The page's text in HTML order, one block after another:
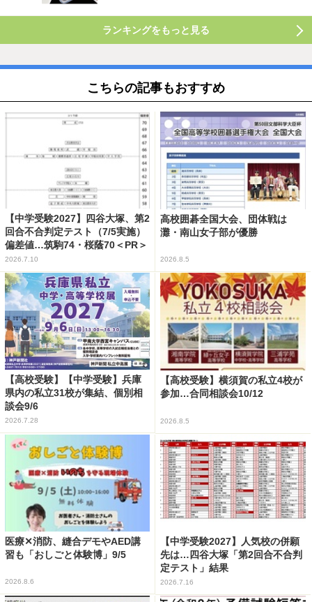
ランキングをもっと見る
こちらの記事もおすすめ
【中学受験2027】四谷大塚、第2
回合不合判定テスト（7/5実施）
偏差値…筑駒74・桜蔭70＜PR＞
2026.7.10
高校囲碁全国大会、団体戦は
灘・南山女子部が優勝
2026.8.5
【高校受験】【中学受験】兵庫
県内の私立31校が集結、個別相
談会9/6
2026.7.28
【高校受験】横須賀の私立4校が
参加…合同相談会10/12
2026.8.5
医療✕消防、縫合デモやAED講
習も「おしごと体験博」9/5
2026.8.6
【中学受験2027】人気校の併願
先は…四谷大塚「第2回合不合判
定テスト」結果
2026.7.16